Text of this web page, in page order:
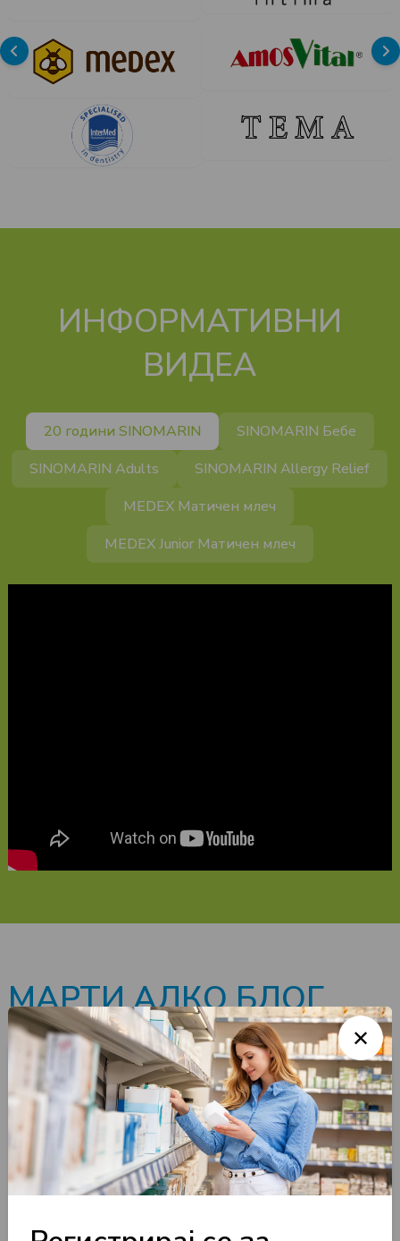
ИНФОРМАТИВНИ
ВИДЕА
20 години SINOMARIN
SINOMARIN Бебе
SINOMARIN Adults
SINOMARIN Allergy Relief
MEDEX Матичен млеч
MEDEX Junior Матичен млеч
МАРТИ АЛКО БЛОГ
✕